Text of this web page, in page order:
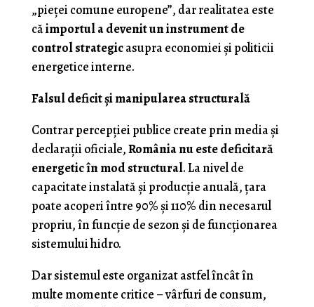
„pieței comune europene”, dar realitatea este
căimportul a devenit un instrument de
control strategicasupra economiei și politicii
energetice interne.
Falsul deficit și manipularea structurală
Contrar percepției publice create prin media și
declarații oficiale,România nu este deficitară
energetic în mod structural. La nivel de
capacitate instalată și producție anuală, țara
poate acoperi între 90% și 110% din necesarul
propriu, în funcție de sezon și de funcționarea
sistemului hidro.
Dar sistemul este organizat astfel încât în
multe momente critice – vârfuri de consum,